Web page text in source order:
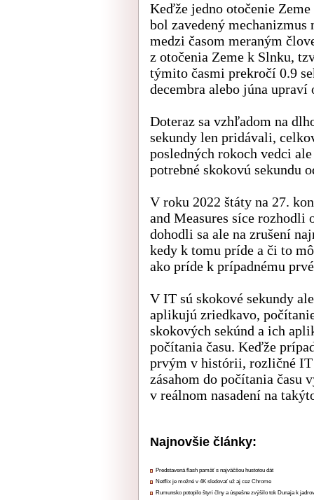
Keďže jedno otočenie
bol zavedený
medzi časom meraným
z otočenia Zeme k Slnku,
týmito časmi prekročí 0.9
decembra alebo júna upraví
Doteraz sa vzhľadom na
sekundy len pridávali,
posledných rokoch vedci
potrebné skokovú sekundu
V roku 2022 štáty na 27.
and Measures síce rozhodli
dohodli sa ale na zrušení
kedy k tomu príde a či to
ako príde k prípadnému
V IT sú skokové sekundy
aplikujú zriedkavo,
skokových sekúnd a ich
počítania času. Keďže
prvým v histórii, rozličné IT
zásahom do počítania času
v reálnom nasadení na
Najnovšie články:
Predstavená flash pamäť s najväčšou hustotou dát
Netflix je možné v 4K sledovať už aj cez Chrome
Rumunsko potopilo štyri člny a úspešne zvýšilo tok Dunaja k